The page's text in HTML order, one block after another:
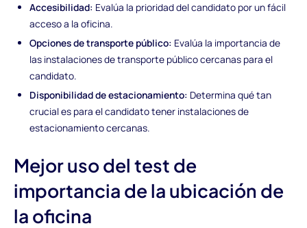
Accesibilidad: Evalúa la prioridad del candidato por un fácil
acceso a la oficina.
Opciones de transporte público: Evalúa la importancia de
las instalaciones de transporte público cercanas para el
candidato.
Disponibilidad de estacionamiento: Determina qué tan
crucial es para el candidato tener instalaciones de
estacionamiento cercanas.
Mejor uso del test de
importancia de la ubicación de
la oficina